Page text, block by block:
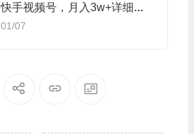
快手视频号，月入3w+详细视
频课程
01/07